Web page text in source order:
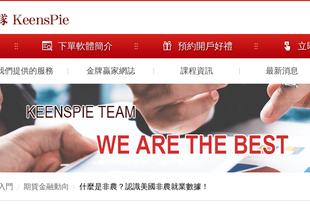
下單軟體簡介 預約開戶好禮 立
們提供的服務 金牌贏家網誌 課程資訊 最新消息
門 期貨金融動向 什麼是非農？認識美國非農就業數據！